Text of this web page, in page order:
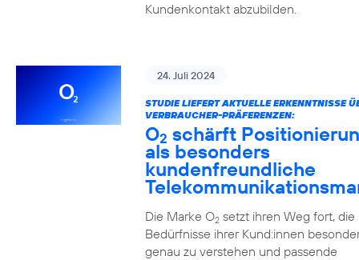
Kundenkontakt abzubilden.
24. Juli 2024
STUDIE LIEFERT AKTUELLE ERKENNTNISSE
VERBRAUCHER-PRÄFERENZEN:
O2 schärft
als besonders
kundenfreundliche
Die Marke O2setzt ihren Weg fort, die
Bedürfnisse ihrer Kund:innen
genau zu verstehen und passende